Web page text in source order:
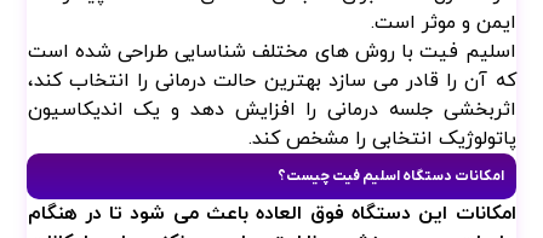
ایمن و موثر است.
اسلیم فیت با روش های مختلف شناسایی طراحی شده است
که آن را قادر می سازد بهترین حالت درمانی را انتخاب کند،
اثربخشی جلسه درمانی را افزایش دهد و یک اندیکاسیون
پاتولوژیک انتخابی را مشخص کند.
امکانات دستگاه اسلیم فیت چیست؟
امکانات این دستگاه فوق العاده باعث می شود تا در هنگام